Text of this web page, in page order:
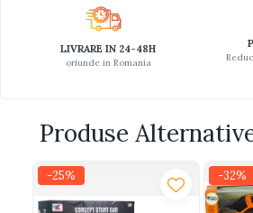
Seturi de doctor
Seturi de rufe
Vehicule de constructii
LIVRARE IN 24-48H
oriunde in Romania
Produse
-25% -32%